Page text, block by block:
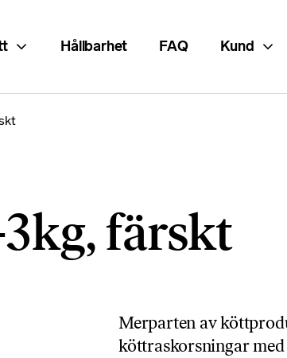
Hållbarhet FAQ Kund
färskt
Merparten av
köttraskorsningar